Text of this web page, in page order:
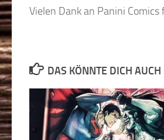
Vielen Dank an Panini
DAS KÖNNTE DICH